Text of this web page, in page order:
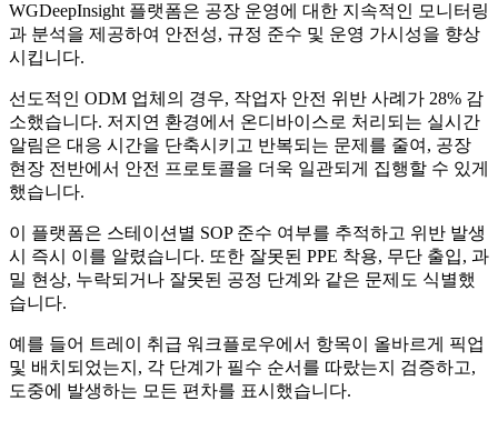
WGDeepInsight 플랫폼은 공장 운영에 대한 지속적인 모니터링
과 분석을 제공하여 안전성, 규정 준수 및 운영 가시성을 향상
시킵니다.
선도적인 ODM 업체의 경우, 작업자 안전 위반 사례가 28% 감
소했습니다. 저지연 환경에서 온디바이스로 처리되는 실시간
알림은 대응 시간을 단축시키고 반복되는 문제를 줄여, 공장
현장 전반에서 안전 프로토콜을 더욱 일관되게 집행할 수 있게
했습니다.
이 플랫폼은 스테이션별 SOP 준수 여부를 추적하고 위반 발생
시 즉시 이를 알렸습니다. 또한 잘못된 PPE 착용, 무단 출입, 과
밀 현상, 누락되거나 잘못된 공정 단계와 같은 문제도 식별했
습니다.
예를 들어 트레이 취급 워크플로우에서 항목이 올바르게 픽업
및 배치되었는지, 각 단계가 필수 순서를 따랐는지 검증하고,
도중에 발생하는 모든 편차를 표시했습니다.